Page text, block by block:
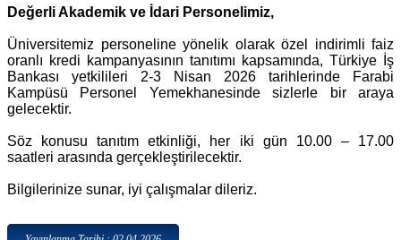
Değerli Akademik ve İdari Personelimiz,
Üniversitemiz personeline yönelik olarak özel indirimli faiz
oranlı kredi kampanyasının tanıtımı kapsamında, Türkiye İş
Bankası yetkilileri 2-3 Nisan 2026 tarihlerinde Farabi
Kampüsü Personel Yemekhanesinde sizlerle bir araya
gelecektir.
Söz konusu tanıtım etkinliği, her iki gün 10.00 – 17.00
saatleri arasında gerçekleştirilecektir.
Bilgilerinize sunar, iyi çalışmalar dileriz.